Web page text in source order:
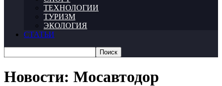
ТЕХНОЛОГИИ
ТУРИЗМ
ЭКОЛОГИЯ
СТАТЬИ
Новости: Мосавтодор